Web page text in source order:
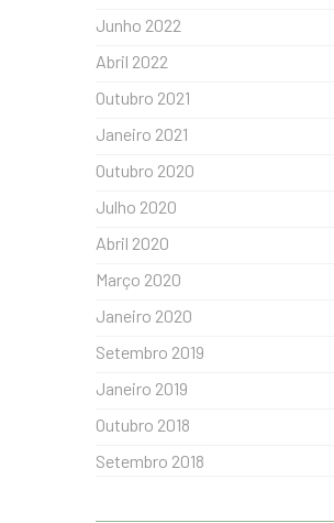
Junho 2022
Abril 2022
Outubro 2021
Janeiro 2021
Outubro 2020
Julho 2020
Abril 2020
Março 2020
Janeiro 2020
Setembro 2019
Janeiro 2019
Outubro 2018
Setembro 2018